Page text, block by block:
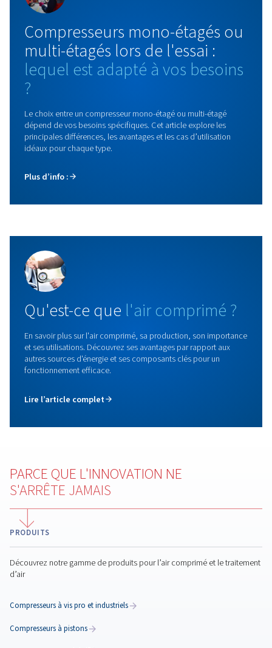
Compresseurs à vitesse variable
Découvrez notre gamme de compresseurs à vis à
variable, conçus pour offrir efficacité énergétique,
et performances pour diverses applications.
Découvrez notre gamme de compresseurs à vis à
fixe, offrant des performances et une efficacité
pour une variété d’applications.